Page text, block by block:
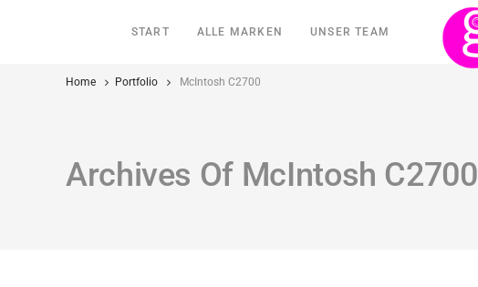
START ALLE MARKEN UNSER TEAM
Home Portfolio McIntosh C2700
Archives Of McIntosh C2700